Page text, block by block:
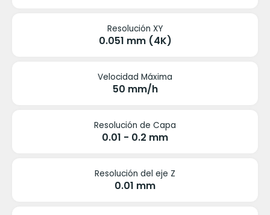
Resolución XY
0.051 mm (4K)
Velocidad Máxima
50 mm/h
Resolución de Capa
0.01 - 0.2 mm
Resolución del eje Z
0.01 mm